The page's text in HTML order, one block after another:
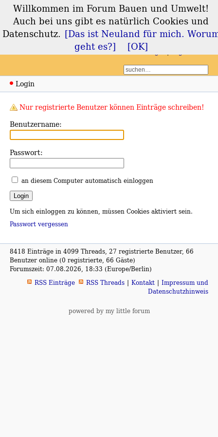
Forum Bauen und
Umwelt
Login
Nur registrierte Benutzer können Einträge schreiben!
Benutzername:
Passwort:
an diesem Computer automatisch einloggen
Um sich einloggen zu können, müssen Cookies aktiviert sein.
Passwort vergessen
8418 Einträge in 4099 Threads, 27 registrierte Benutzer, 66
Benutzer online (0 registrierte, 66 Gäste)
Forumszeit: 07.08.2026, 18:33 (Europe/Berlin)
RSS Einträge
RSS Threads Kontakt
Impressum und
Datenschutzhinweis
powered by my little forum
Willkommen im Forum Bauen und Umwelt!
Auch bei uns gibt es natürlich Cookies und
Datenschutz. [Das ist Neuland für mich.
geht es?]
[OK]